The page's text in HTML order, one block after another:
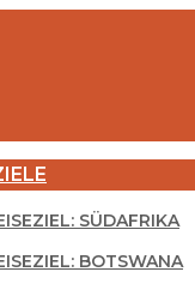
SÜDAFRIKA
BOTSWANA